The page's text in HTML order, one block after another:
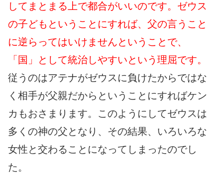
してまとまる上で都合がいいのです。ゼウス
の子どもということにすれば、父の言うこと
に逆らってはいけませんということで、
「国」として統治しやすいという理屈です。
従うのはアテナがゼウスに負けたからではな
く相手が父親だからということにすればケン
カもおさまります。このようにしてゼウスは
多くの神の父となり、その結果、いろいろな
女性と交わることになってしまったのでし
た。